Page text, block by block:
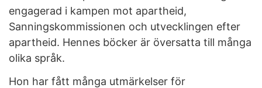
engagerad i kampen mot apartheid,
Sanningskommissionen och utvecklingen efter
apartheid. Hennes böcker är översatta till många
olika språk.
Hon har fått många utmärkelser för